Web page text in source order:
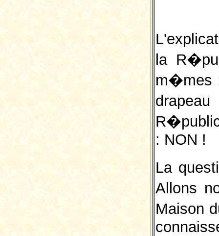
la
m�mes
: NON !
La
Allons
Maison